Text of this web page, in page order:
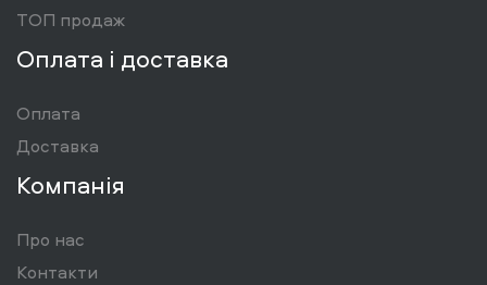
ТОП продаж
Оплата і доставка
Оплата
Доставка
Компанія
Про нас
Контакти